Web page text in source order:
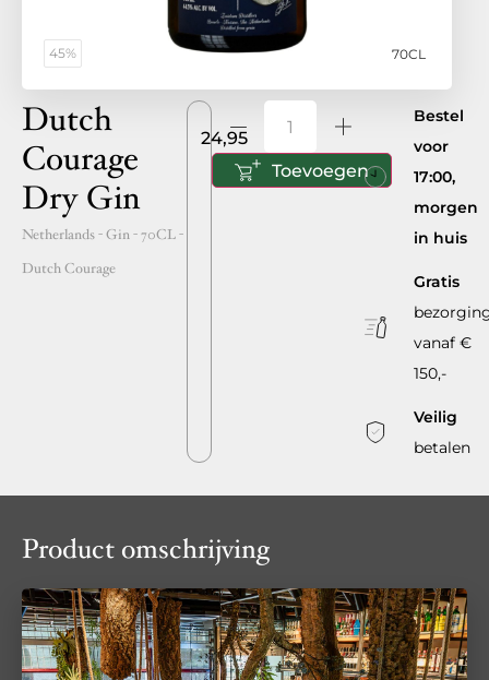
45% 70CL
Dutch
Courage
Dry Gin
Netherlands- Gin -70CL-
Dutch Courage
24,95
Toevoegen
Bestel
voor
17:00,
morgen
in huis
Gratis
vanaf €
150,-
Veilig
betalen
Product omschrijving